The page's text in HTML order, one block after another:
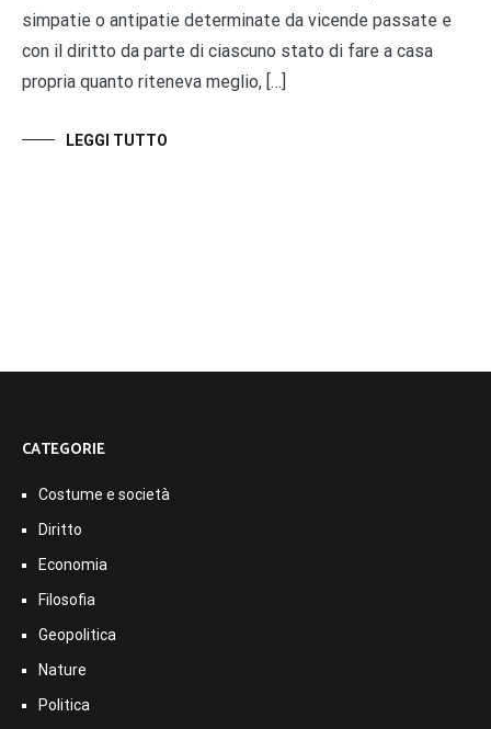
simpatie o antipatie determinate da vicende passate e
con il diritto da parte di ciascuno stato di fare a casa
propria quanto riteneva meglio, […]
LEGGI TUTTO
CATEGORIE
Costume e società
Diritto
Economia
Filosofia
Geopolitica
Nature
Politica